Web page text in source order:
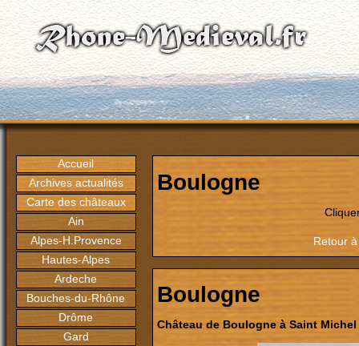
Accueil
Archives actualités
Carte des châteaux
Ain
Alpes-H.Provence
Hautes-Alpes
Ardeche
Bouches-du-Rhône
Drôme
Gard
Boulogne
Retour
Boulogne
Château de Boulogne à Saint